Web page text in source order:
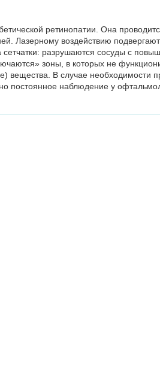
ретинопатии. Она
Лазерному воздействию
сетчатки: разрушаются сосуды с
зоны, в которых не
вещества. В случае необходимости
постоянное наблюдение у